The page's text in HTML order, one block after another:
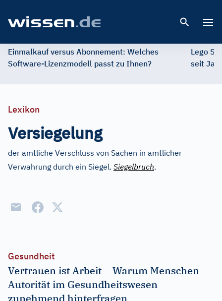
Einmalkauf versus Abonnement: Welches
Software-Lizenzmodell passt zu Ihnen?
Lego
seit
Lexikon
Versiegelung
der amtliche Verschluss von Sachen in amtlicher
Verwahrung durch ein Siegel. Siegelbruch.
Gesundheit
Vertrauen ist Arbeit – Warum Menschen
Autorität im Gesundheitswesen
zunehmend hinterfragen